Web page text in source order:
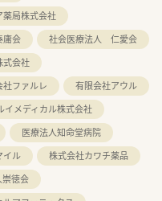
薬局株式会社
庸会
社会医療法人 仁愛会
式会社
社ファルレ
有限会社アウル
イメディカル株式会社
医療法人知命堂病院
イル
株式会社カワチ薬品
徳会